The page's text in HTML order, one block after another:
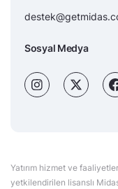
Sosyal Medya
Yatırım hizmet ve
yetkilendirilen lisanslı